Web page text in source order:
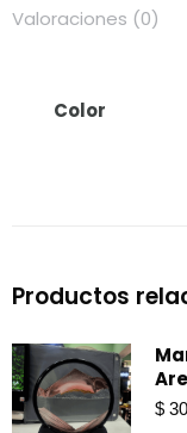
Valoraciones (0)
Color
Productos
$